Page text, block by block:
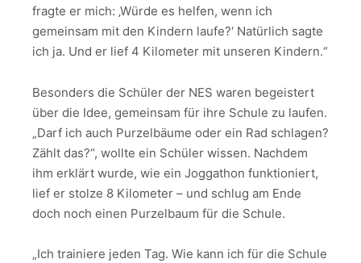
fragte er mich: ‚Würde es helfen, wenn ich
gemeinsam mit den Kindern laufe?‘ Natürlich sagte
ich ja. Und er lief 4 Kilometer mit unseren Kindern.“
Besonders die Schüler der NES waren begeistert
über die Idee, gemeinsam für ihre Schule zu laufen.
„Darf ich auch Purzelbäume oder ein Rad schlagen?
Zählt das?“, wollte ein Schüler wissen. Nachdem
ihm erklärt wurde, wie ein Joggathon funktioniert,
lief er stolze 8 Kilometer – und schlug am Ende
doch noch einen Purzelbaum für die Schule.
„Ich trainiere jeden Tag. Wie kann ich für die Schule